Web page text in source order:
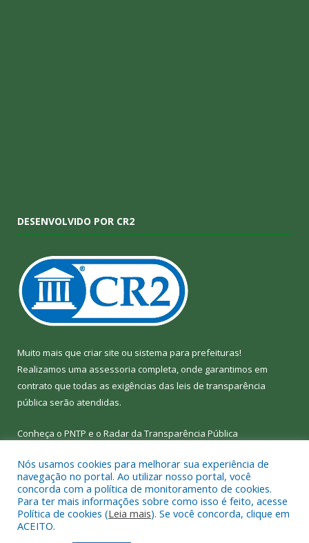
DESENVOLVIDO POR CR2
Muito mais que criar site ou sistema para prefeituras!
Realizamos uma assessoria completa, onde garantimos em
contrato que todas as exigências das leis de transparência
pública serão atendidas.
Conheça o PNTP e o Radar da Transparência Pública
Todos os direitos reservados a Câmara Municipal de Bom Jesus
do Tocantins.
Nós usamos cookies para melhorar sua experiência de
navegação no portal. Ao utilizar nosso portal, você
concorda com a política de monitoramento de cookies.
Para ter mais informações sobre como isso é feito, acesse
Política de cookies (Leia mais). Se você concorda, clique em
ACEITO.